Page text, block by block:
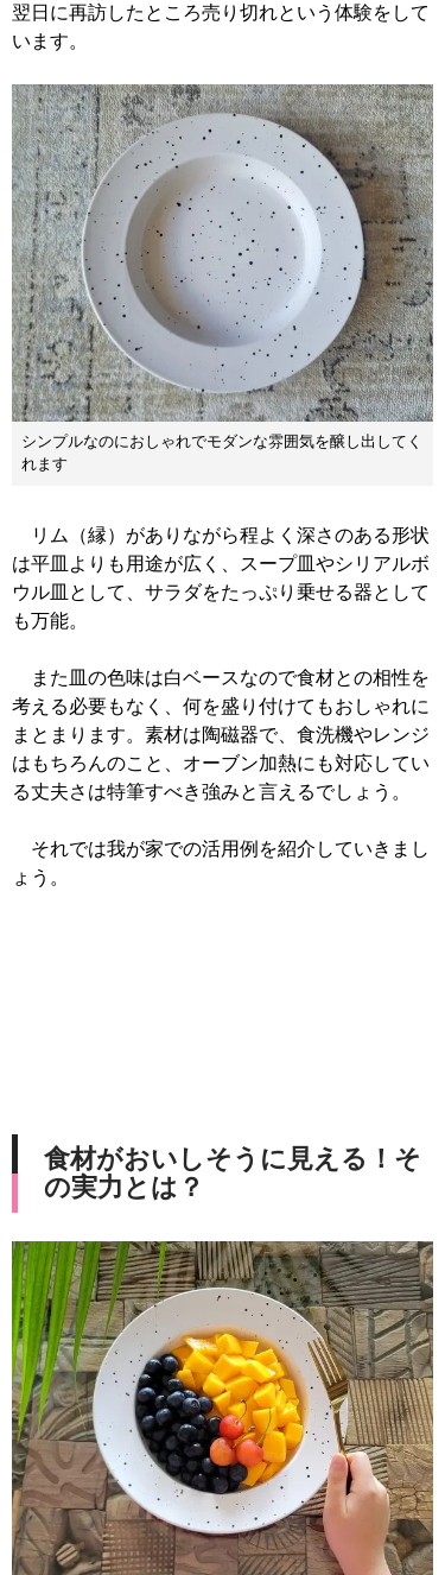
翌日に再訪したところ売り切れという体験をして
います。
シンプルなのにおしゃれでモダンな雰囲気を醸し出してく
れます
リム（縁）がありながら程よく深さのある形状
は平皿よりも用途が広く、スープ皿やシリアルボ
ウル皿として、サラダをたっぷり乗せる器として
も万能。
また皿の色味は白ベースなので食材との相性を
考える必要もなく、何を盛り付けてもおしゃれに
まとまります。素材は陶磁器で、食洗機やレンジ
はもちろんのこと、オーブン加熱にも対応してい
る丈夫さは特筆すべき強みと言えるでしょう。
それでは我が家での活用例を紹介していきまし
ょう。
食材がおいしそうに見える！そ
の実力とは？